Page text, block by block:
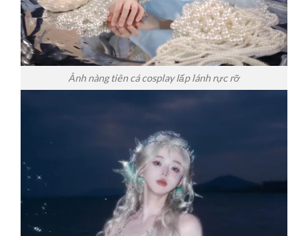
Ảnh nàng tiên cá cosplay lấp lánh rực rỡ